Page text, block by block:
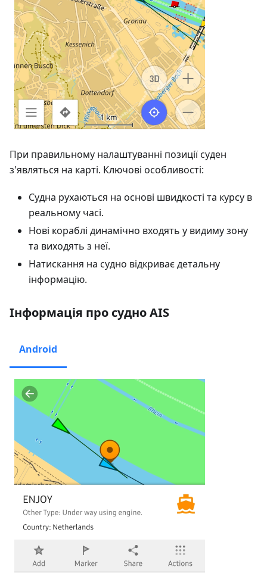
При правильному налаштуванні позиції суден
з'являться на карті. Ключові особливості:
Судна рухаються на основі швидкості та курсу в
реальному часі.
Нові кораблі динамічно входять у видиму зону
та виходять з неї.
Натискання на судно відкриває детальну
інформацію.
Інформація про судно AIS
Android